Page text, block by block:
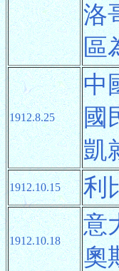
洛
區
1912.8.25
中
國
凱
1912.10.15 利
1912.10.18
意
奧